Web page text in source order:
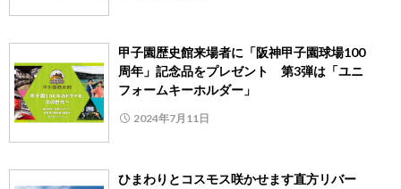
甲子園歴史館来場者に「阪神甲子園球場100
周年」記念品をプレゼント 第3弾は「ユニ
フォームキーホルダー」
2024年7月11日
ひまわりとコスモス咲かせます直方リバー